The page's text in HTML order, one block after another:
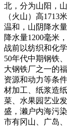
北，分为山阳，
（火山）高1713
温和，山阴降水
降水量1200毫米
战前以纺织和化
50年代中期钢铁
大钢铁厂之一的
资源和动力等条
材加工、纸浆造
菜、水果园艺业
盛，濑户内海污
市有冈山、广岛